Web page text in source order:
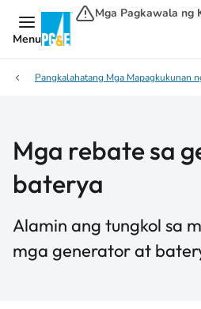
Menu
Mga Pagkawala ng
Pangkalahatang Mga Mapagkukunan
Mga rebate sa
baterya
Alamin ang tungkol sa
mga generator at